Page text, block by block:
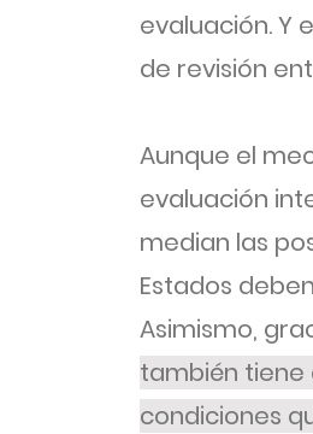
evaluación. Y
de revisión
Aunque el
evaluación
median las
Estados
Asimismo,
también tiene
condiciones